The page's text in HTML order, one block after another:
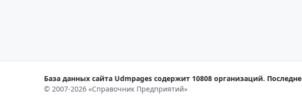
База данных сайта Udmpages содержит 10808 организаций.
© 2007-2026 «Справочник Предприятий»